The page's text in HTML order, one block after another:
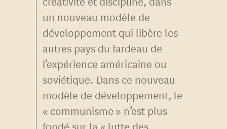
un nouveau modèle de
développement qui libère les
autres pays du fardeau de
l’expérience américaine ou
soviétique. Dans ce nouveau
modèle de développement, le
« communisme » n’est plus
fondé sur la « lutte des